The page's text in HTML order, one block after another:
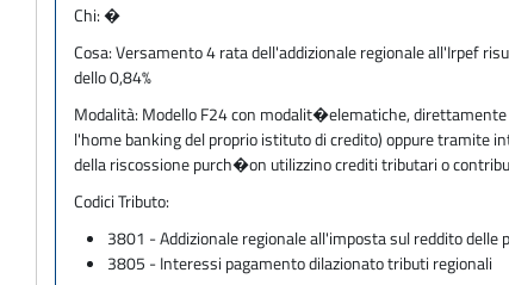
Chi:�
Cosa:Versamento 4 rata dell'addizionale regionale all'Irpef
dello 0,84%
Modalità: Modello F24 con modalit�elematiche,
l'home banking del proprio istituto di credito) oppure tramite
della riscossione purch�on utilizzino crediti tributari o
Codici Tributo:
3801 - Addizionale regionale all'imposta sul reddito delle
3805 - Interessi pagamento dilazionato tributi regionali